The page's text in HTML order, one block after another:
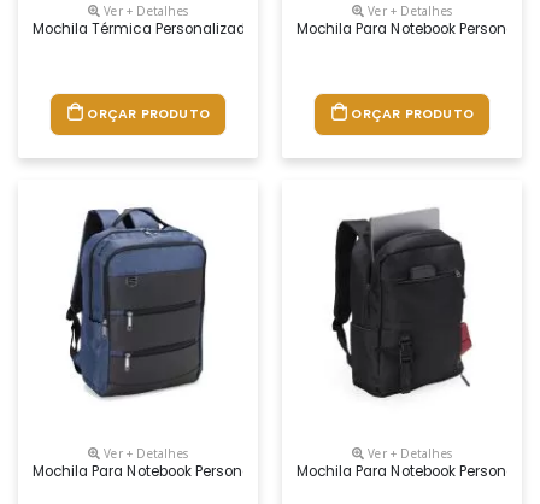
Ver + Detalhes
Mochila Térmica Personalizada
ORÇAR PRODUTO
Ver + Detalhes
Mochila Para Notebook
ORÇAR PRODUTO
Ver + Detalhes
Mochila Para Notebook Personalizada
Ver + Detalhes
Mochila Para Notebook